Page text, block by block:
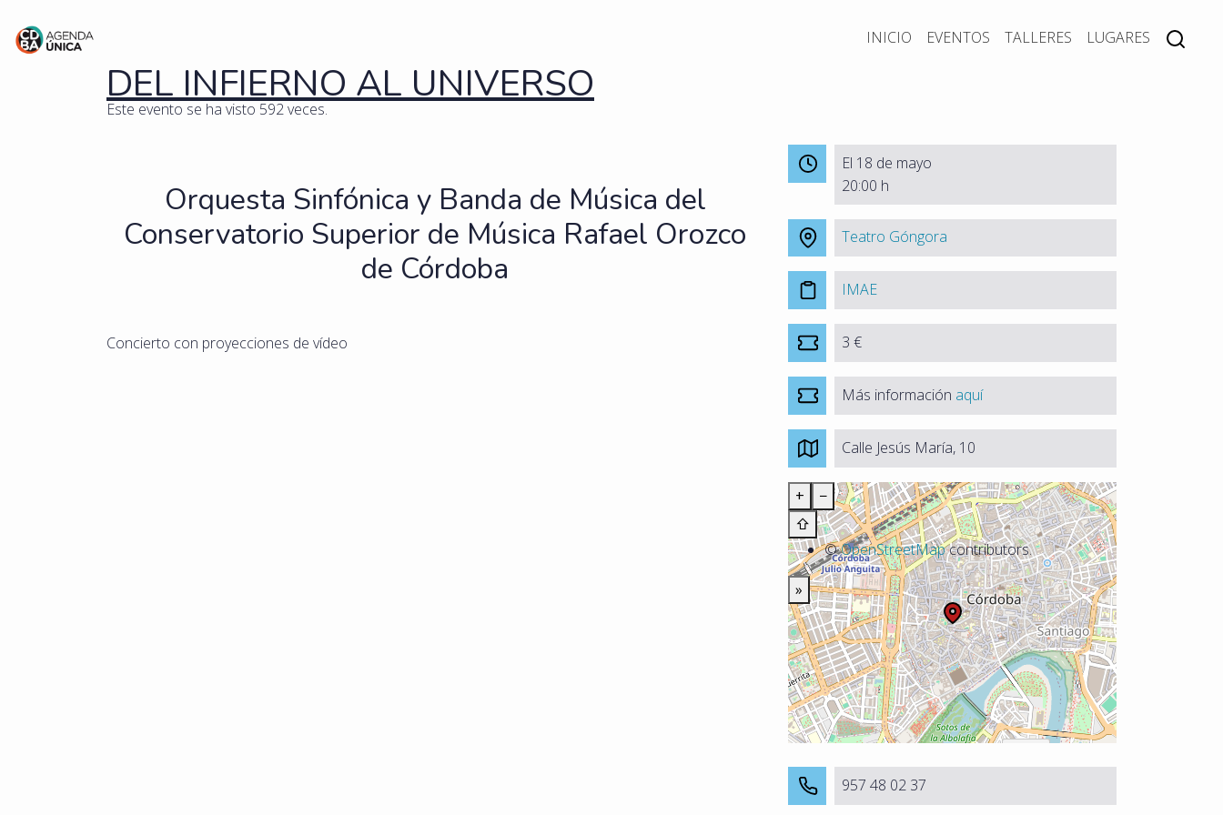
INICIO EVENTOS TALLERES LUGARES
DEL INFIERNO AL UNIVERSO
Este evento se ha visto 592 veces.
Orquesta Sinfónica y Banda de Música del
Conservatorio Superior de Música Rafael Orozco
de Córdoba
Concierto con proyecciones de vídeo
El 18 de mayo
20:00 h
Teatro Góngora
IMAE
3 €
Más información aquí
Calle Jesús María, 10
+
−
⇧
©OpenStreetMapcontributors.
»
957 48 02 37